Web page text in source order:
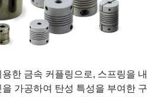
한 금속 커플링으로, 스프링을 내
가공하여 탄성 특성을 부여한 구